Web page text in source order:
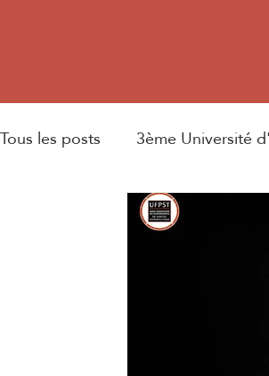
Tous les posts 3ème Université
Médecine